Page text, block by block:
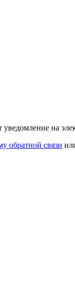
на
обратной связи